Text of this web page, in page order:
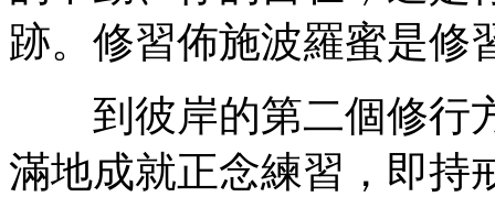
跡。修習佈施波羅蜜是修
到彼岸的第二個修行
滿地成就正念練習，即持